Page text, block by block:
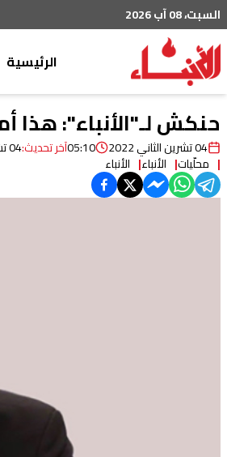
السبت، 08 آب 2026
الرئيسية
حنكش لـ"الأنباء": هذا
04 تشرين الثاني 2022 05:10آخر تحديث:04 تشرين الثاني 2022
محلّيات الأنباء الأنباء